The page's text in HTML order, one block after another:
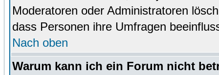
Moderatoren oder Administratoren
dass Personen ihre Umfragen
Nach oben
Warum kann ich ein Forum nicht